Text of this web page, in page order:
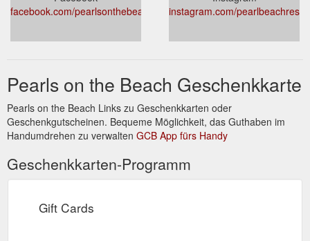
facebook.com/pearlsonthebeach
instagram.com/
Pearls on the Beach Geschenkkarte
Pearls on the Beach Links zu Geschenkkarten oder
Geschenkgutscheinen. Bequeme Möglichkeit, das Guthaben im
Handumdrehen zu verwalten GCB App fürs Handy
Geschenkkarten-Programm
Gift Cards